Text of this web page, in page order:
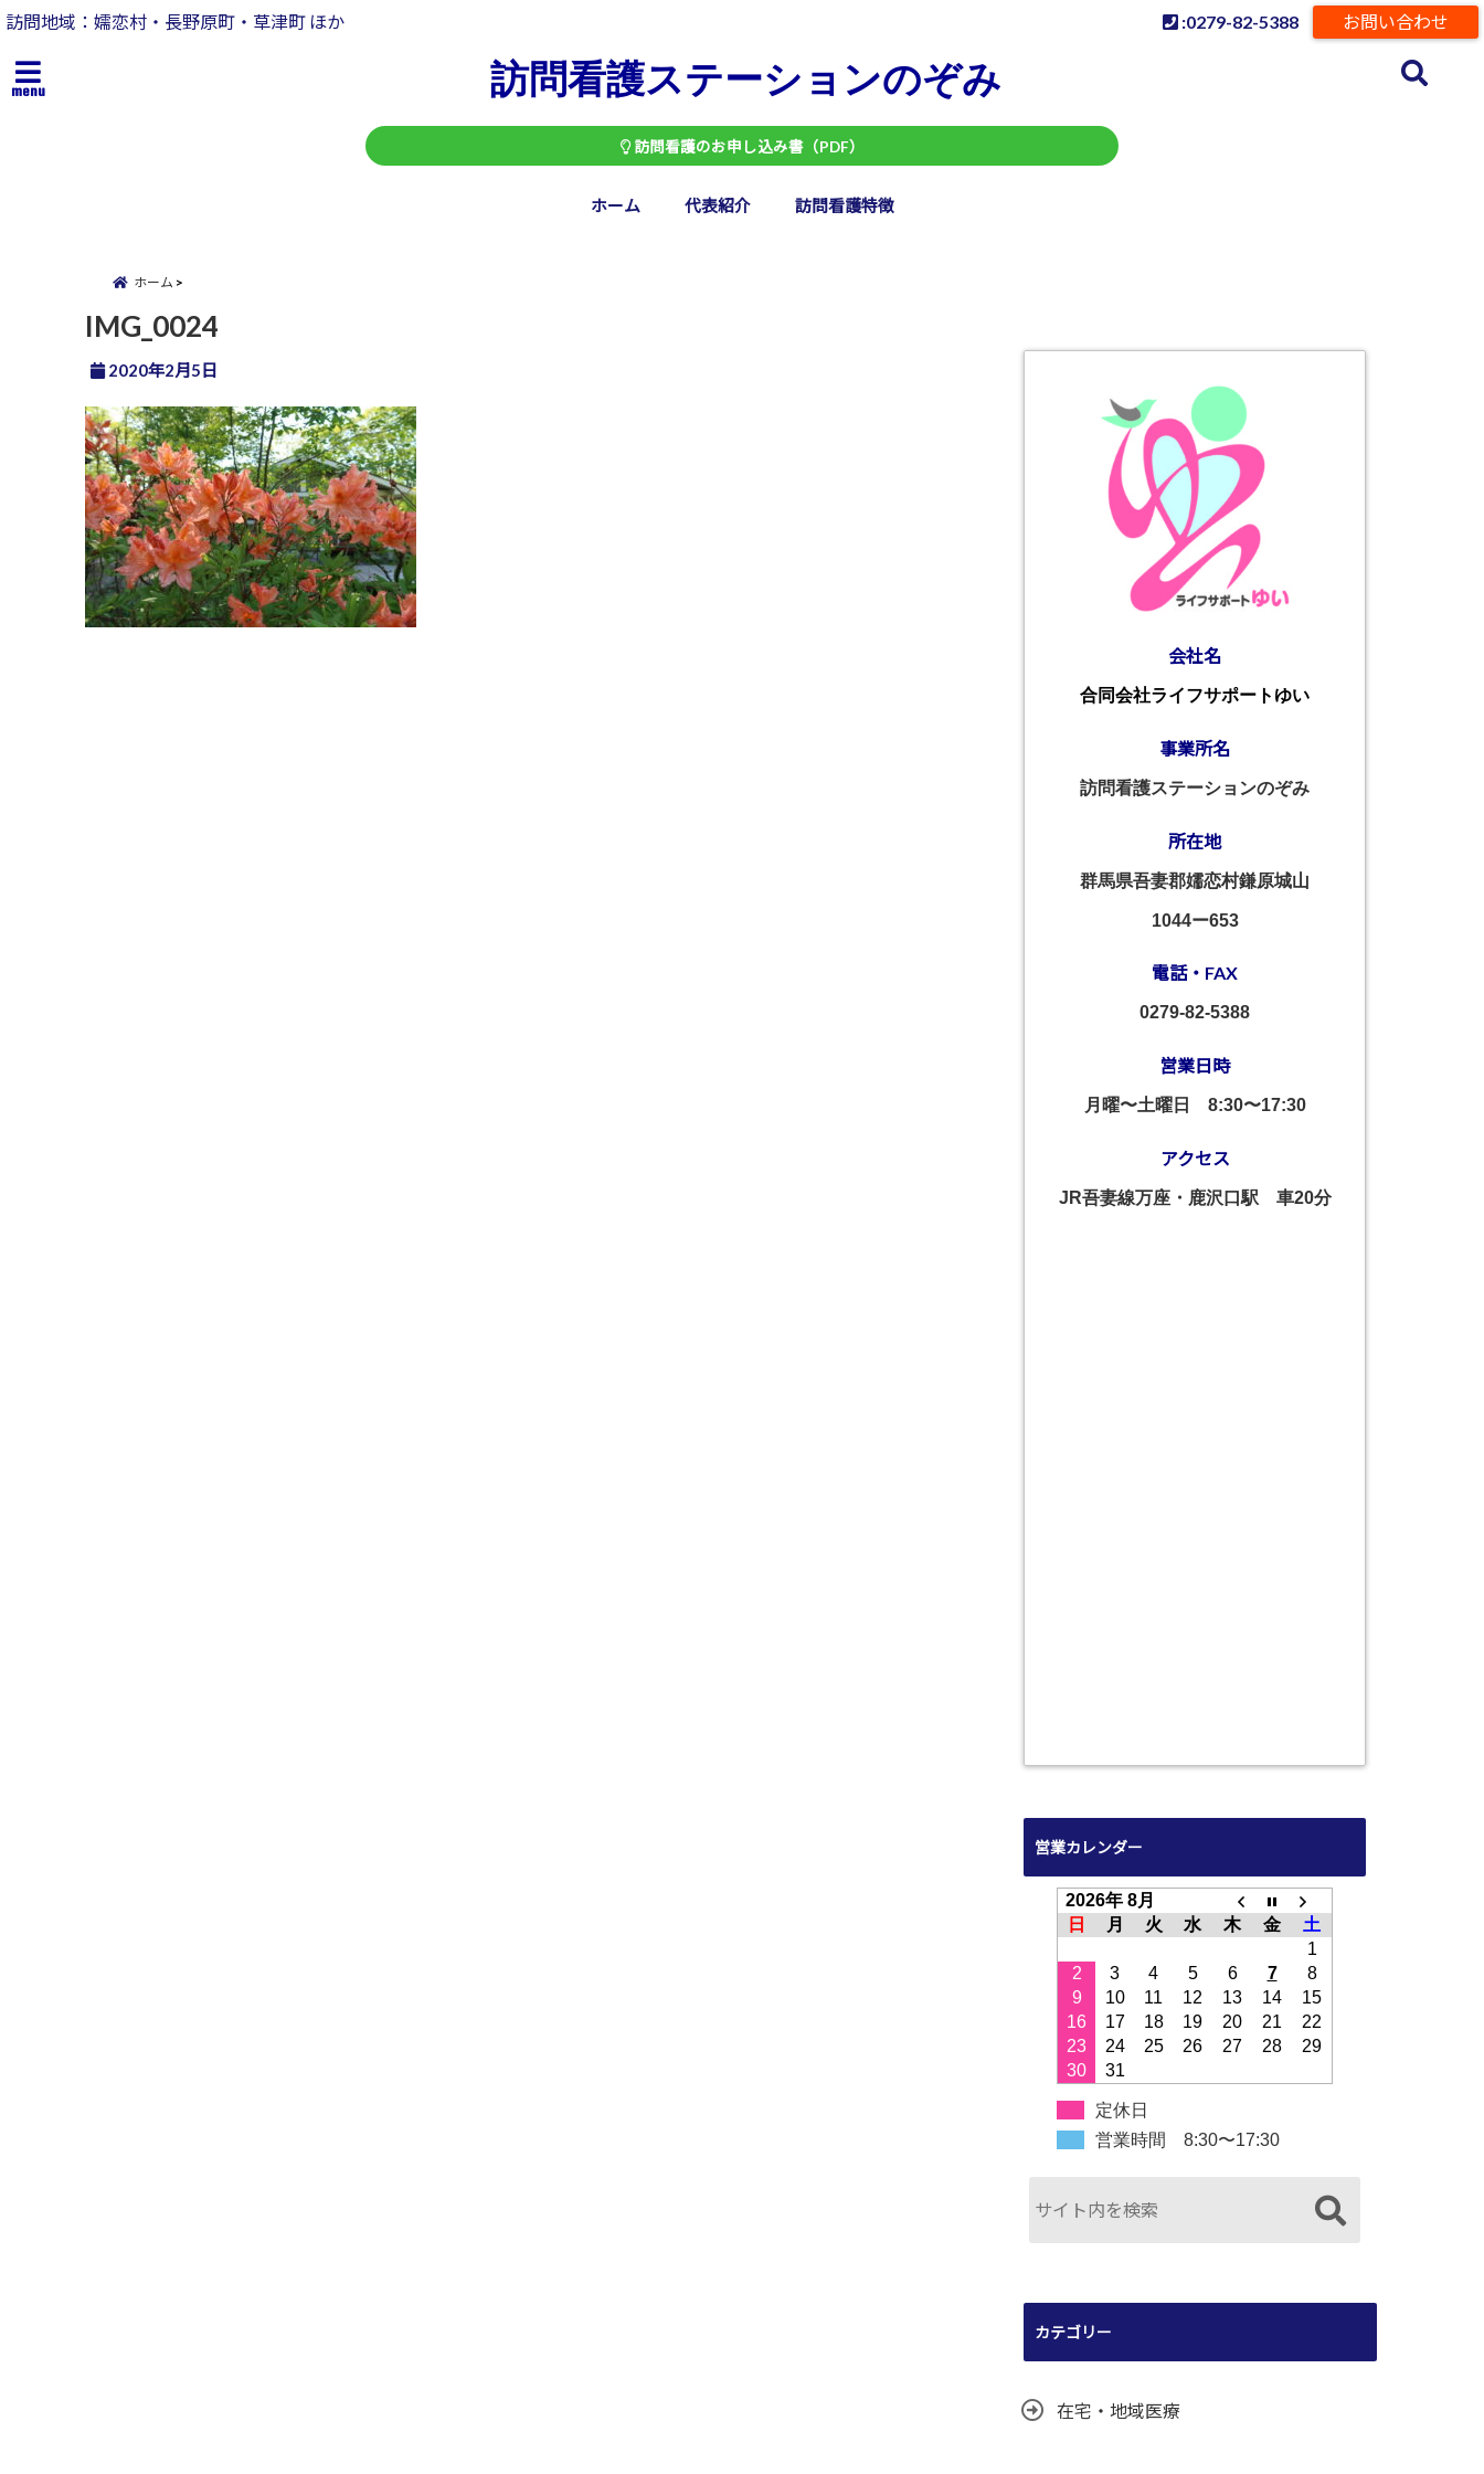
訪問地域：嬬恋村・長野原町・草津町 ほか お問い合わせ
:0279-82-5388
menu 訪問看護ステーションのぞみ
訪問看護のお申し込み書（PDF）
ホーム 代表紹介 訪問看護特徴
ホーム
IMG_0024
2020年2月5日
会社名
合同会社ライフサポートゆい
事業所名
訪問看護ステーションのぞみ
所在地
群馬県吾妻郡嬬恋村鎌原城山
1044ー653
電話・FAX
0279-82-5388
営業日時
月曜〜土曜日 8:30〜17:30
アクセス
JR吾妻線万座・鹿沢口駅 車20分
営業カレンダー
2026年 8月
日
月 火 水 木 金
土
1
2
3 4 5 6 7
8
9
10 11 12 13 14
15
16
17 18 19 20 21
22
23
24 25 26 27 28
29
30
31
定休日
営業時間 8:30〜17:30
カテゴリー
在宅・地域医療